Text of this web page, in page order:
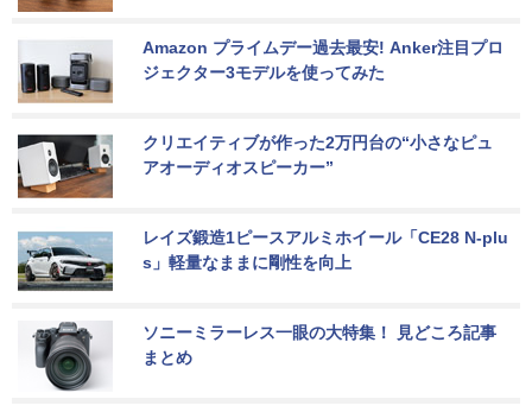
Amazon プライムデー過去最安! Anker注目プロ
ジェクター3モデルを使ってみた
クリエイティブが作った2万円台の“小さなピュ
アオーディオスピーカー”
レイズ鍛造1ピースアルミホイール「CE28 N-plu
s」軽量なままに剛性を向上
ソニーミラーレス一眼の大特集！ 見どころ記事
まとめ